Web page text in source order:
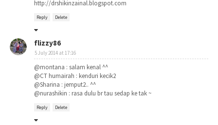
http://drshikinzainal.blogspot.com
Reply Delete
flizzy86
5 July 2014 at 17:16
@montana : salam kenal ^^
@CT humairah : kenduri kecik2
@Sharina : jemput2.. ^^
@nurashikin : rasa dulu br tau sedap ke tak ~
Reply Delete